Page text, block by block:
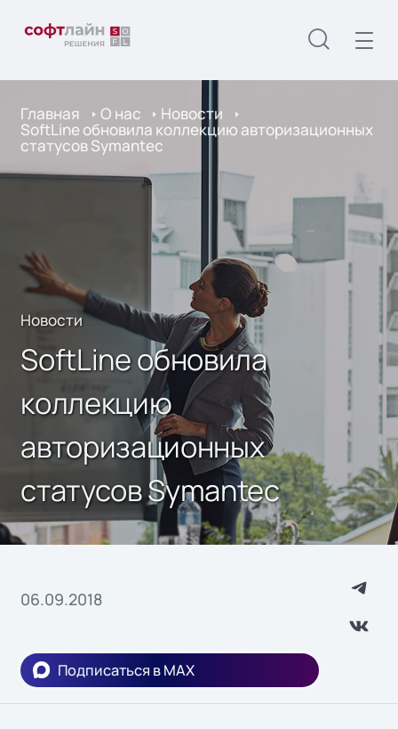
Главная О нас Новости
SoftLine обновила коллекцию авторизационных
статусов Symantec
Новости
SoftLine обновила
коллекцию
авторизационных
статусов Symantec
06.09.2018
Подписаться в MAX